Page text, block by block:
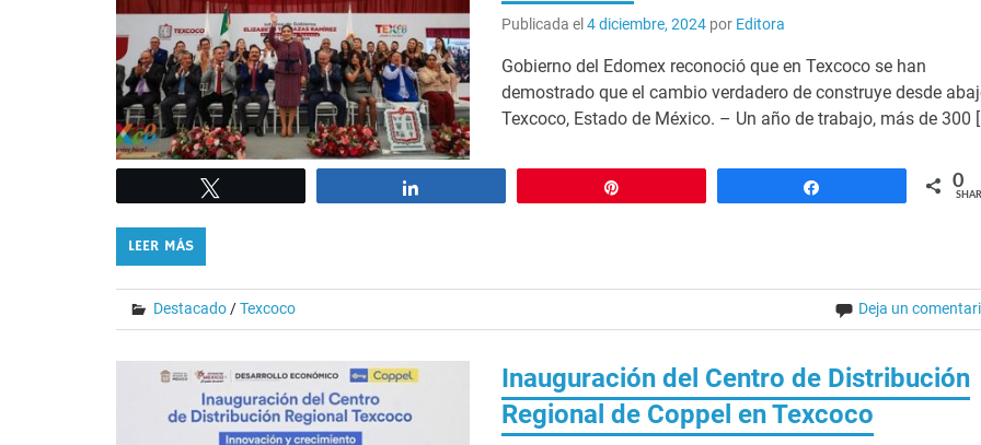
Publicada el4 diciembre, 2024 por Editora
Gobierno del Edomex reconoció que en Texcoco se han
demostrado que el cambio verdadero de construye desde
Texcoco, Estado de México. – Un año de trabajo, más de 300
0
LEER MÁS
Destacado/Texcoco Deja un
Inauguración del Centro de Distribución
Regional de Coppel en Texcoco